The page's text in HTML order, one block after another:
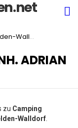
Walldorf
ADRIAN
zu Camping
Walldorf